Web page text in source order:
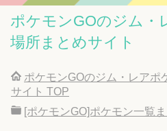
ポケモンGOのジム・
場所まとめサイト
ポケモンGOのジム・レアポ
サイト TOP
[ポケモンGO]ポケモン一覧